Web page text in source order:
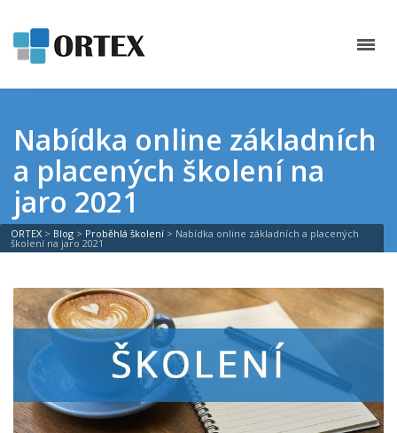
Nabídka online základních
a placených školení na
jaro 2021
ORTEX > Blog > Proběhlá školení > Nabídka online základních a placených
školení na jaro 2021